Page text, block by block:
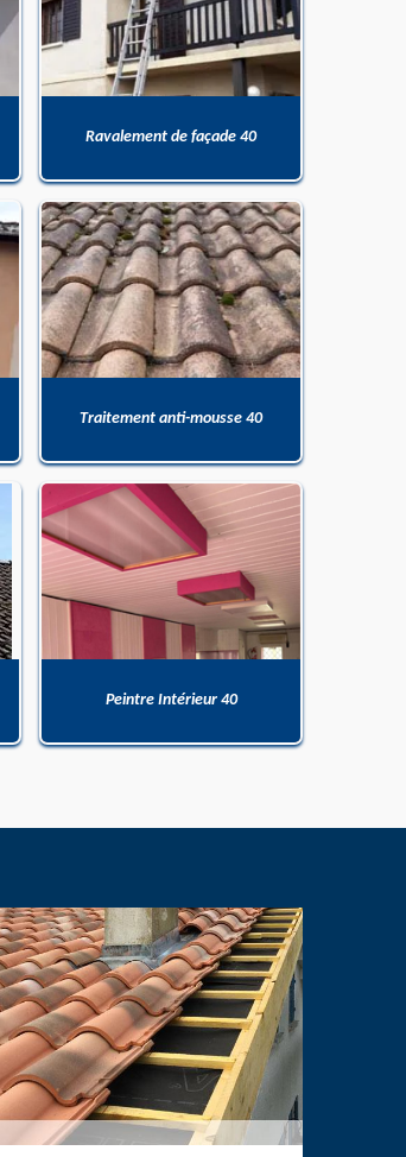
Ravalement de façade 40
Traitement anti-mousse 40
Peintre Intérieur 40